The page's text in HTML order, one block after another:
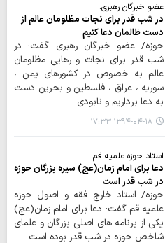
عضو خبرگان رهبری:
در شب قدر برای نجات مظلومان عالم از
دست ظالمان دعا کنیم
حوزه/ عضو خبرگان رهبری گفت: در
شب قدر برای نجات و رهایی مظلومان
عالم به خصوص در کشورهای یمن ،
سوریه ، عراق ، فلسطین و بحرین دست
به دعا برداریم و نابودی…
۱۳۹۴-۰۴-۱۸ ۱۷:۳۳
استاد حوزه علمیه قم:
دعا برای امام زمان(عج) سیره بزرگان حوزه
در شب قدر است
حوزه/ استاد خارج فقه و اصول حوزه
علمیه قم گفت: دعا برای امام زمان(عج)
یکی از برنامه های اصلی بزرگان و علمای
شاخص حوزه در شب قدر بوده است.